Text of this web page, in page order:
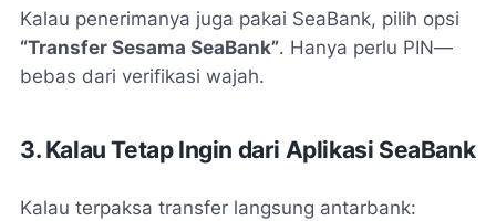
Kalau penerimanya juga pakai SeaBank, pilih opsi
“Transfer Sesama SeaBank”. Hanya perlu PIN—
bebas dari verifikasi wajah.
3. Kalau Tetap Ingin dari Aplikasi SeaBank
Kalau terpaksa transfer langsung antarbank: